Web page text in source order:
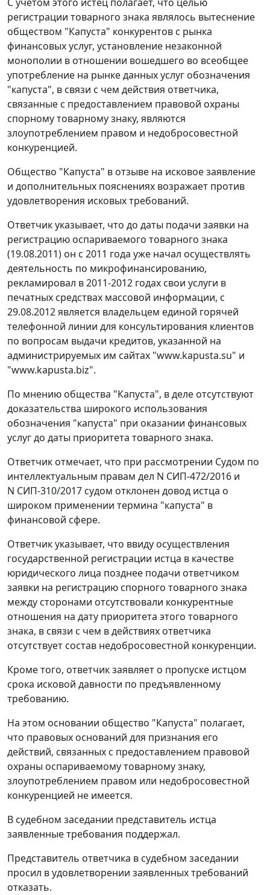
регистрации товарного знака являлось вытеснение
обществом "Капуста" конкурентов с рынка
финансовых услуг, установление незаконной
монополии в отношении вошедшего во всеобщее
употребление на рынке данных услуг обозначения
"капуста", в связи с чем действия ответчика,
связанные с предоставлением правовой охраны
спорному товарному знаку, являются
злоупотреблением правом и недобросовестной
конкуренцией.
Общество "Капуста" в отзыве на исковое заявление
и дополнительных пояснениях возражает против
удовлетворения исковых требований.
Ответчик указывает, что до даты подачи заявки на
регистрацию оспариваемого товарного знака
(19.08.2011) он с 2011 года уже начал осуществлять
деятельность по микрофинансированию,
рекламировал в 2011-2012 годах свои услуги в
печатных средствах массовой информации, с
29.08.2012 является владельцем единой горячей
телефонной линии для консультирования клиентов
по вопросам выдачи кредитов, указанной на
администрируемых им сайтах "www.kapusta.su" и
"www.kapusta.biz".
По мнению общества "Капуста", в деле отсутствуют
доказательства широкого использования
обозначения "капуста" при оказании финансовых
услуг до даты приоритета товарного знака.
Ответчик отмечает, что при рассмотрении Судом по
интеллектуальным правам дел N СИП-472/2016 и
N СИП-310/2017 судом отклонен довод истца о
широком применении термина "капуста" в
финансовой сфере.
Ответчик указывает, что ввиду осуществления
государственной регистрации истца в качестве
юридического лица позднее подачи ответчиком
заявки на регистрацию спорного товарного знака
между сторонами отсутствовали конкурентные
отношения на дату приоритета этого товарного
знака, в связи с чем в действиях ответчика
отсутствует состав недобросовестной конкуренции.
Кроме того, ответчик заявляет о пропуске истцом
срока исковой давности по предъявленному
требованию.
На этом основании общество "Капуста" полагает,
что правовых оснований для признания его
действий, связанных с предоставлением правовой
охраны оспариваемому товарному знаку,
злоупотреблением правом или недобросовестной
конкуренцией не имеется.
В судебном заседании представитель истца
заявленные требования поддержал.
Представитель ответчика в судебном заседании
просил в удовлетворении заявленных требований
отказать.